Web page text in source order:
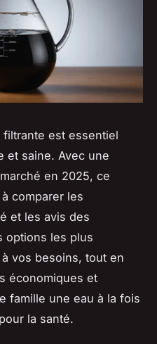
est essentiel
et saine. Avec une
en 2025, ce
comparer les
et les avis des
options les plus
vos besoins, tout en
économiques et
famille une eau à la fois
la santé.